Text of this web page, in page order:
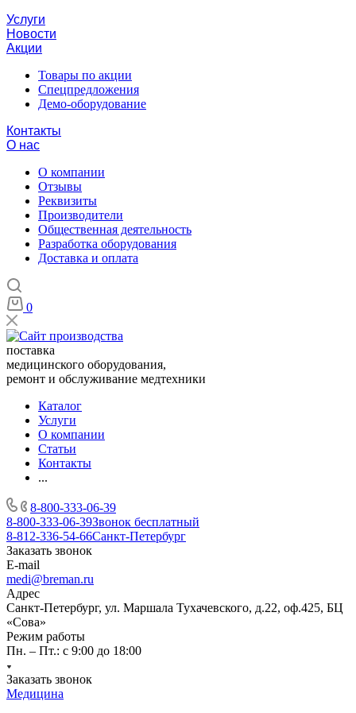
Услуги
Новости
Акции
Товары по акции
Спецпредложения
Демо-оборудование
Контакты
О нас
О компании
Отзывы
Реквизиты
Производители
Общественная деятельность
Разработка оборудования
Доставка и оплата
0
поставка
медицинского оборудования,
ремонт и обслуживание медтехники
Каталог
Услуги
О компании
Статьи
Контакты
...
8-800-333-06-39
8-800-333-06-39Звонок бесплатный
8-812-336-54-66Санкт-Петербург
Заказать звонок
E-mail
medi@breman.ru
Адрес
Санкт-Петербург, ул. Маршала Тухачевского, д.22, оф.425, БЦ
«Сова»
Режим работы
Пн. – Пт.: с 9:00 до 18:00
Заказать звонок
Медицина